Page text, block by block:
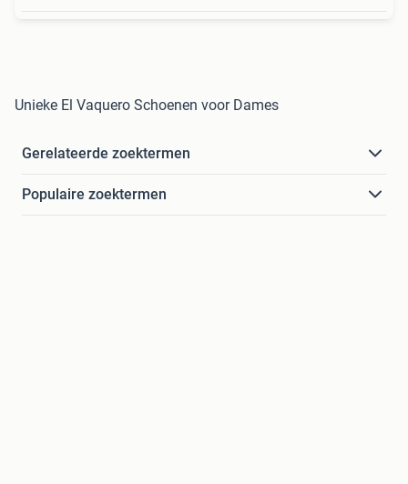
Unieke El Vaquero Schoenen voor Dames
Gerelateerde zoektermen
Populaire zoektermen